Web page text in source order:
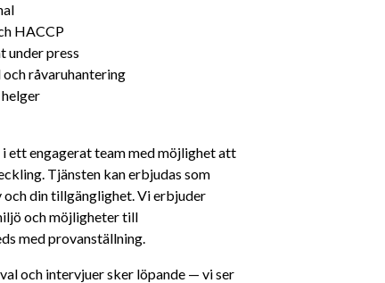
HACCP
under press
råvaruhantering
ett engagerat team med möjlighet att
Tjänsten kan erbjudas som
din tillgänglighet. Vi erbjuder
och möjligheter till
med provanställning.
och intervjuer sker löpande — vi ser